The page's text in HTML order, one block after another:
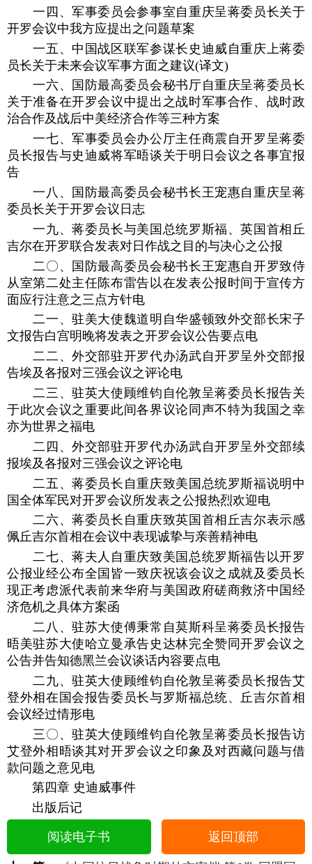
一四、军事委员会参事室自重庆呈蒋委员长关于
开罗会议中我方应提出之问题草案
一五、中国战区联军参谋长史迪威自重庆上蒋委
员长关于未来会议军事方面之建议(译文)
一六、国防最高委员会秘书厅自重庆呈蒋委员长
关于准备在开罗会议中提出之战时军事合作、战时政
治合作及战后中美经济合作等三种方案
一七、军事委员会办公厅主任商震自开罗呈蒋委
员长报告与史迪威将军晤谈关于明日会议之各事宜报
告
一八、国防最高委员会秘书长王宠惠自重庆呈蒋
委员长关于开罗会议日志
一九、蒋委员长与美国总统罗斯福、英国首相丘
吉尔在开罗联合发表对日作战之目的与决心之公报
二〇、国防最高委员会秘书长王宠惠自开罗致侍
从室第二处主任陈布雷告以在发表公报时间于宣传方
面应行注意之三点方针电
二一、驻美大使魏道明自华盛顿致外交部长宋子
文报告白宫明晚将发表之开罗会议公告要点电
二二、外交部驻开罗代办汤武自开罗呈外交部报
告埃及各报对三强会议之评论电
二三、驻英大使顾维钧自伦敦呈蒋委员长报告关
于此次会议之重要此间各界议论同声不特为我国之幸
亦为世界之福电
二四、外交部驻开罗代办汤武自开罗呈外交部续
报埃及各报对三强会议之评论电
二五、蒋委员长自重庆致美国总统罗斯福说明中
国全体军民对开罗会议所发表之公报热烈欢迎电
二六、蒋委员长自重庆致英国首相丘吉尔表示感
佩丘吉尔首相在会议中表现诚挚与亲善精神电
二七、蒋夫人自重庆致美国总统罗斯福告以开罗
公报业经公布全国皆一致庆祝该会议之成就及委员长
现正考虑派代表前来华府与美国政府磋商救济中国经
济危机之具体方案函
二八、驻苏大使傅秉常自莫斯科呈蒋委员长报告
晤美驻苏大使哈立曼承告史达林完全赞同开罗会议之
公告并告知德黑兰会议谈话内容要点电
二九、驻英大使顾维钧自伦敦呈蒋委员长报告艾
登外相在国会报告委员长与罗斯福总统、丘吉尔首相
会议经过情形电
三〇、驻英大使顾维钧自伦敦呈蒋委员长报告访
艾登外相晤谈其对开罗会议之印象及对西藏问题与借
款问题之意见电
第四章 史迪威事件
出版后记
阅读电子书 返回顶部